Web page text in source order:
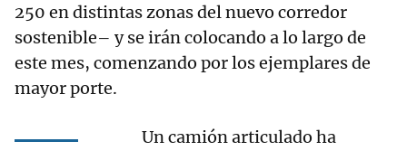
250 en distintas zonas del nuevo corredor
sostenible– y se irán colocando a lo largo de
este mes, comenzando por los ejemplares de
mayor porte.
Un camión articulado ha